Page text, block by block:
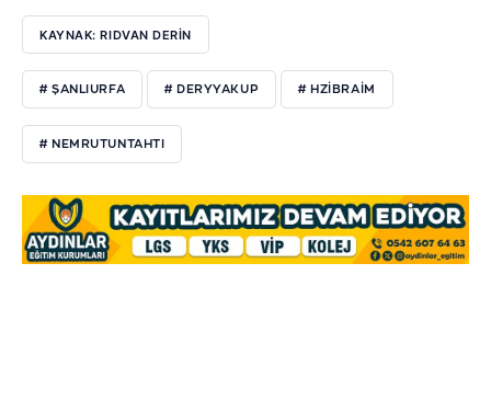
KAYNAK: RIDVAN DERİN
# ŞANLIURFA # DERYYAKUP # HZİBRAİM
# NEMRUTUNTAHTI